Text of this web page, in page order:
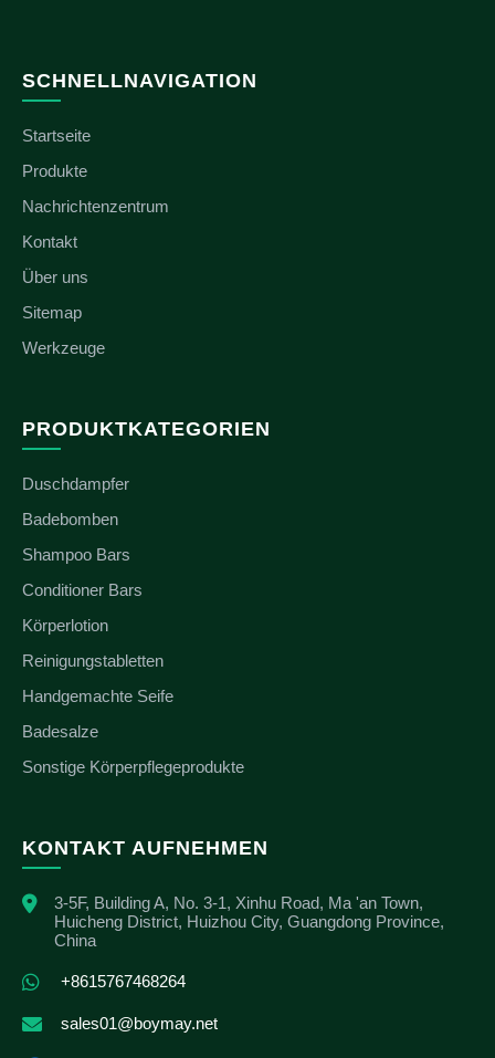
SCHNELLNAVIGATION
Startseite
Produkte
Nachrichtenzentrum
Kontakt
Über uns
Sitemap
Werkzeuge
PRODUKTKATEGORIEN
Duschdampfer
Badebomben
Shampoo Bars
Conditioner Bars
Körperlotion
Reinigungstabletten
Handgemachte Seife
Badesalze
Sonstige Körperpflegeprodukte
KONTAKT AUFNEHMEN
3-5F, Building A, No. 3-1, Xinhu Road, Ma 'an Town,
Huicheng District, Huizhou City, Guangdong Province,
China
+8615767468264
sales01@boymay.net